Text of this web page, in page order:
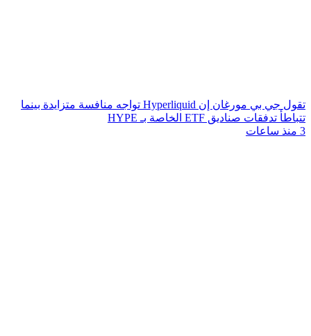
تقول جي بي مورغان إن Hyperliquid تواجه منافسة متزايدة بينما
تتباطأ تدفقات صناديق ETF الخاصة بـ HYPE
3 منذ ساعات